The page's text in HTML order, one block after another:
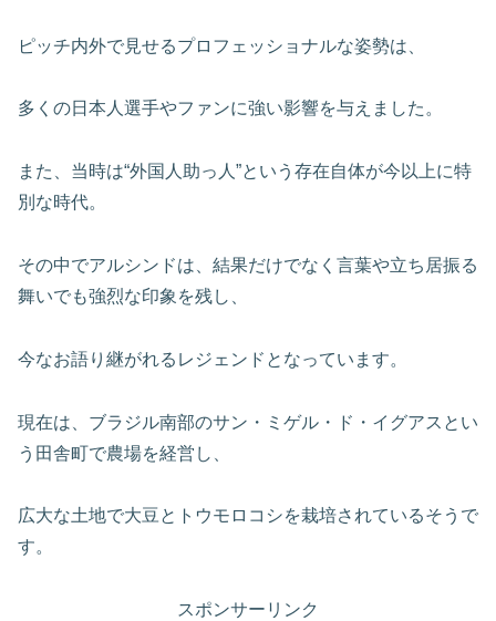
ピッチ内外で見せるプロフェッショナルな姿勢は、
多くの日本人選手やファンに強い影響を与えました。
また、当時は“外国人助っ人”という存在自体が今以上に特
別な時代。
その中でアルシンドは、結果だけでなく言葉や立ち居振る
舞いでも強烈な印象を残し、
今なお語り継がれるレジェンドとなっています。
現在は、ブラジル南部のサン・ミゲル・ド・イグアスとい
う田舎町で農場を経営し、
広大な土地で大豆とトウモロコシを栽培されているそうで
す。
スポンサーリンク